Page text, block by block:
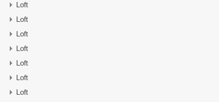
Loft
Loft
Loft
Loft
Loft
Loft
Loft